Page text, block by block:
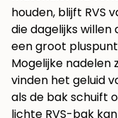
houden, blijft RVS
die dagelijks willen
een groot
Mogelijke nadelen
vinden het geluid
als de bak schuift
lichte RVS-bak